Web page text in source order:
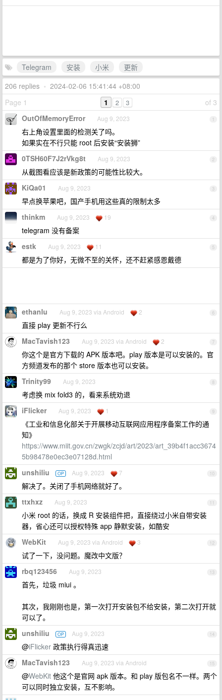
Telegram 安装 小米
更新
206 replies • 2024-02-06 15:41:44 +08:00
Page 1
of 3
1 2 3
1
OutOfMemoryError Aug 9, 2023
右上角设置里面的检测关了吗。
如果实在不行只能 root 后安装“安装狮”
2
0TSH60F7J2rVkg8t Aug 9, 2023
从截图看应该是新政策的可能性比较大。
3
KiQa01 Aug 9, 2023
早点换苹果吧，国产手机用这些真的限制太多
4
thinkm Aug 9, 2023 19
telegram 没有备案
5
estk Aug 9, 2023 11
都是为了你好，无微不至的关怀，还不赶紧感恩戴德
6
ethanlu Aug 9, 2023 via Android 2
直接 play 更新不行么
7
MacTavish123 Aug 9, 2023 via Android 2
你这个是官方下载的 APK 版本吧。play 版本是可以安装的。官
方频道发布的那个 store 版本也可以安装。
8
Trinity99 Aug 9, 2023
考虑换 mix fold3 的，看来系统劝退
9
iFlicker Aug 9, 2023 1
《工业和信息化部关于开展移动互联网应用程序备案工作的通
知》
https://www.miit.gov.cn/zwgk/zcjd/art/2023/art_39b4f1acc3674
5b98478e0ec3e07128d.html
10
unshiliu OP Aug 9, 2023 7
解决了。关闭了手机网络就好了。
11
ttxhxz Aug 9, 2023
小米 root 的话，换成 R 安装组件把，直接绕过小米自带安装
器，省心还可以授权特殊 app 静默安装，如酷安
12
WebKit Aug 9, 2023 via Android 3
试了一下，没问题。魔改中文版？
13
rbq123456 Aug 9, 2023
首先，垃圾 miui 。
其次，我刚刚也是，第一次打开安装包不给安装，第二次打开就
可以了。
14
unshiliu OP Aug 9, 2023
@iFlicker 政策执行得真迅速
15
MacTavish123 Aug 9, 2023 via Android
@WebKit 他这个是官网 apk 版本。和 play 版包名不一样。两个
可以同时独立安装，互不影响。